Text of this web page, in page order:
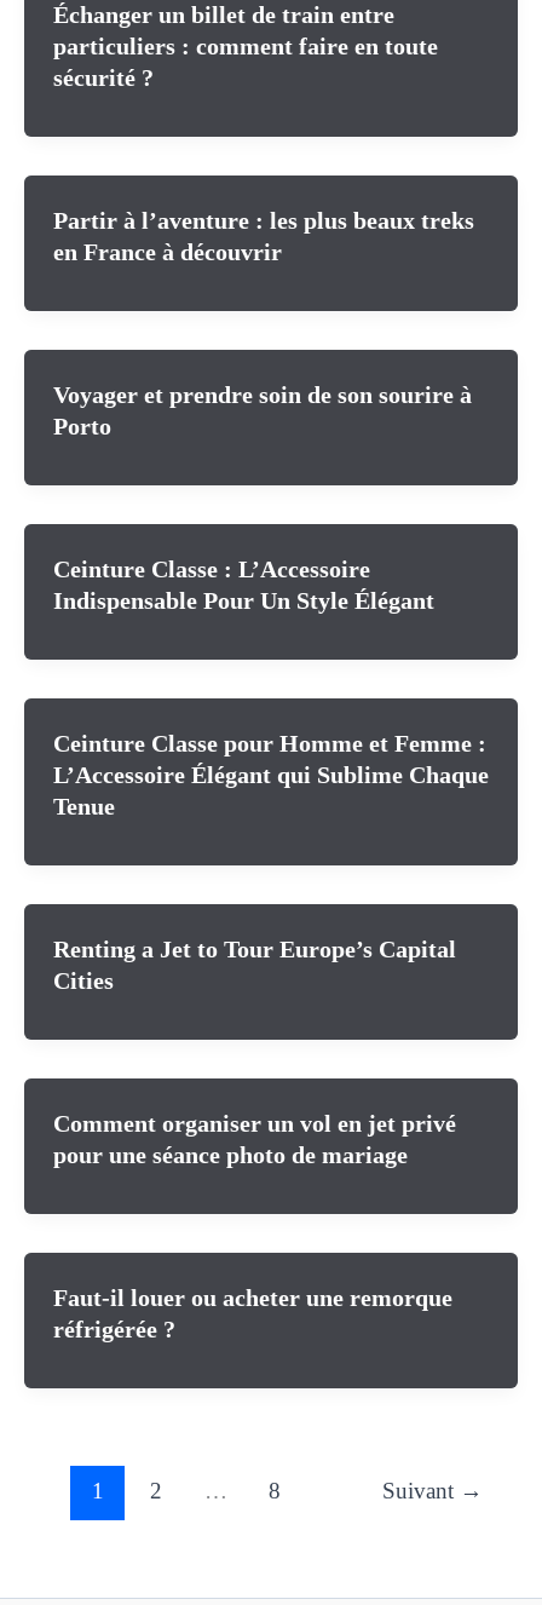
Échanger un billet de train entre
particuliers : comment faire en toute
sécurité ?
Partir à l’aventure : les plus beaux treks
en France à découvrir
Voyager et prendre soin de son sourire à
Porto
Ceinture Classe : L’Accessoire
Indispensable Pour Un Style Élégant
Ceinture Classe pour Homme et Femme :
L’Accessoire Élégant qui Sublime Chaque
Tenue
Renting a Jet to Tour Europe’s Capital
Cities
Comment organiser un vol en jet privé
pour une séance photo de mariage
Faut-il louer ou acheter une remorque
réfrigérée ?
1 2 … 8 Suivant →